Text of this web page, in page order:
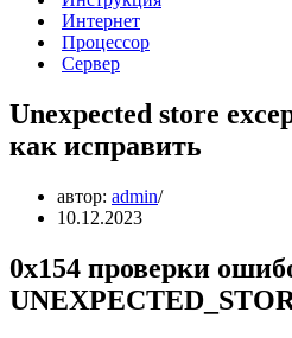
Интернет
Процессор
Сервер
Unexpected store
как исправить
автор: admin
10.12.2023
0x154 проверки